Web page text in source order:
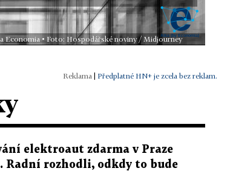
Economia • Foto: Hospodářské noviny / Midjourney
Předplatné HN+ je zcela bez reklam.
elektroaut zdarma v Praze
Radní rozhodli, odkdy to bude